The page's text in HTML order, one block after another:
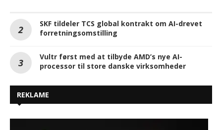
SKF tildeler TCS global kontrakt om AI-drevet
forretningsomstilling
Vultr først med at tilbyde AMD’s nye AI-
processor til store danske virksomheder
REKLAME